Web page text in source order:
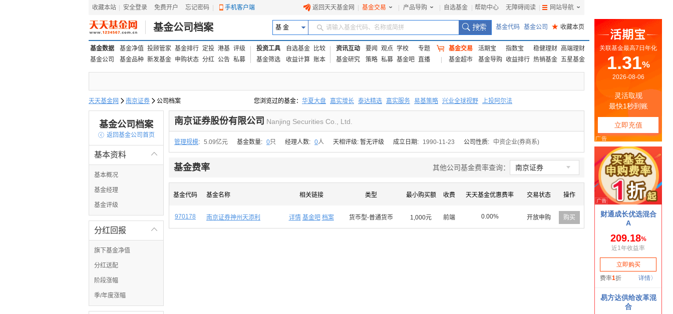
收藏本站 安全登录 免费开户 忘记密码 手机客户端 返回天天基金网 基金交易 产品导购 自选基金 帮助中心 无障碍阅读 网站导航
基金公司档案 基 金 请输入基金代码、名称或简拼 基金代码 基金公司 ★ 收藏本页
基金数据 基金净值 投顾管家 基金排行 定投 港基 评级
基金公司
基金品种 新发基金 申购状态 分红 公告 私募
投资工具 自选基金
比较
基金筛选
收益计算 账本
资讯互动 要闻 观点 学校
专题
基金研究
策略 私募 基金吧 直播
基金交易 活期宝 指数宝 稳健理财 高端理财
基金超市
基金导购 收益排行 热销基金 五星基金
天天基金网  南京证券  公司档案 您浏览过的基金： 华夏大盘 嘉实增长 泰达精选 嘉实服务 易基策略 兴业全球视野 上投阿尔法
易方达上证中盘ETF联接A
基金公司档案
 返回基金公司首页

基本资料
基本概况
基金经理
基金评级

分红回报
旗下基金净值
分红送配
阶段涨幅
季/年度涨幅
南京证券股份有限公司 Nanjing Securities Co., Ltd.
管理规模: 5.09亿元 基金数量: 0只 经理人数: 0人 天相评级: 暂无评级 成立日期: 1990-11-23 公司性质: 中资企业(券商系)
基金费率 其他公司基金费率查询： 南京证券 
基金代码 基金名称 相关链接 类型 最小购买额 收费 天天基金优惠费率 交易状态 操作
970178 南京证券神州天添利 详情 基金吧 档案 货币型-普通货币 1,000元 前端 0.00% 开放申购 购买